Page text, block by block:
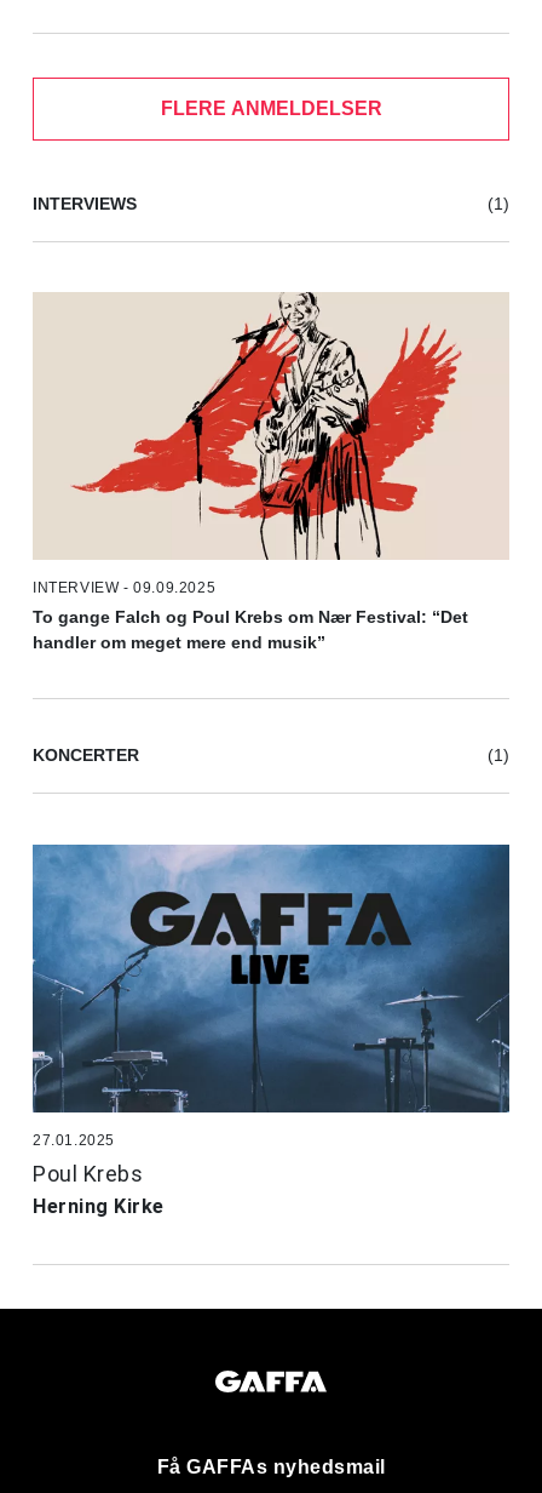
FLERE ANMELDELSER
INTERVIEWS (1)
INTERVIEW - 09.09.2025
To gange Falch og Poul Krebs om Nær Festival: “Det
handler om meget mere end musik”
KONCERTER (1)
27.01.2025
Poul Krebs
Herning Kirke
Få GAFFAs nyhedsmail